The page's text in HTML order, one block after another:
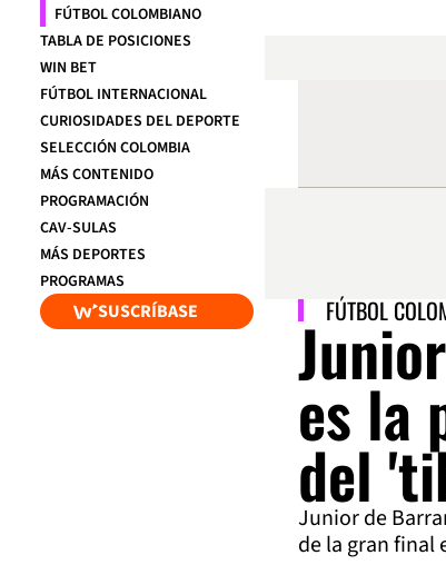
FÚTBOL COLOMBIANO
TABLA DE POSICIONES
WIN BET
FÚTBOL INTERNACIONAL
CURIOSIDADES DEL DEPORTE
SELECCIÓN COLOMBIA
MÁS CONTENIDO
PROGRAMACIÓN
CAV-SULAS
MÁS DEPORTES
PROGRAMAS
SUSCRÍBASE FÚTBOL
es la
del
Junior de
de la gran final